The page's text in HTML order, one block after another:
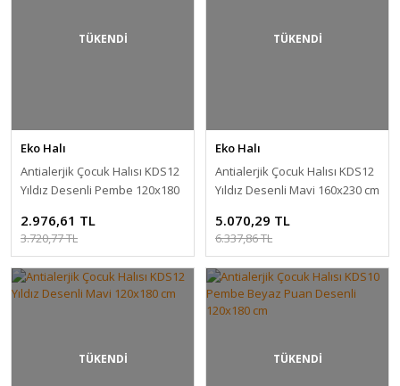
TÜKENDİ
Eko Halı
Antialerjik Çocuk Halısı KDS12
Yıldız Desenli Pembe 120x180
2.976,61 TL
3.720,77 TL
TÜKENDİ
Eko Halı
Antialerjik Çocuk Halısı KDS12
Yıldız Desenli Mavi 160x230 cm
5.070,29 TL
6.337,86 TL
TÜKENDİ TÜKENDİ